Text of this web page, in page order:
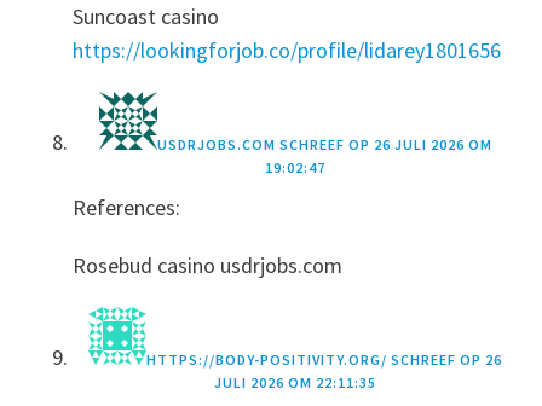
Suncoast casino
https://lookingforjob.co/profile/lidarey1801656
USDRJOBS.COM SCHREEF OP 26 JULI 2026 OM
19:02:47
References:
Rosebud casino usdrjobs.com
HTTPS://BODY-POSITIVITY.ORG/ SCHREEF OP 26
JULI 2026 OM 22:11:35